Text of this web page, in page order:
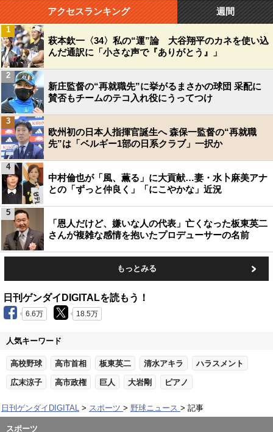
アクセスランキング 週間
萩本欽一〈34〉私の“運”論 大谷翔平のカネを使い込
んだ通訳に「小さな声で『ありがとう』」
1
新庄監督の“再就職先”に挙がるまさかの球団 采配に
賛否もチームのテコ入れ役にうってつけ
2
欧州初の日本人指揮官誕生へ 森保一監督の“再就職
先”は「ベルギー1部の日系クラブ」一択か
3
中村倫也が「風、薫る」に大貢献…妻・水卜麻美アナ
との「ずっと仲良く」「にこやかな」近況
4
「恩人だけど、嫌いな人の代表」亡くなった板東英二
さんが複雑な感情を抱いたプロデューサーの名前
5
もっとみる
日刊ゲンダイDIGITALを読もう！
6.6万 18.5万
人気キーワード
高校野球 高市首相 板東英二 清水アキラ ハラスメント
広末涼子 高市政権 巨人 大岩剛 ピアノ
日刊ゲンダイDIGITAL スポーツ 野球ニュース 記事
スポーツ